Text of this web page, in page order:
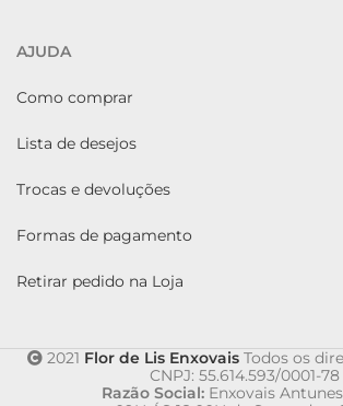
AJUDA
Como comprar
Lista de desejos
Trocas e devoluções
Formas de pagamento
Retirar pedido na Loja
2021 Flor de Lis EnxovaisTodos os
CNPJ: 55.614.593/0001-78
Razão Social: Enxovais